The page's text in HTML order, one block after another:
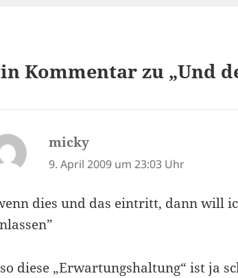
Kommentar zu „Und
micky
9. April 2009 um 23:03 Uhr
dies und das eintritt, dann will
diese „Erwartungshaltung“ ist ja